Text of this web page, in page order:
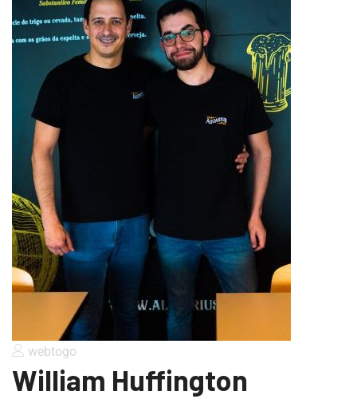
webtogo
William Huffington